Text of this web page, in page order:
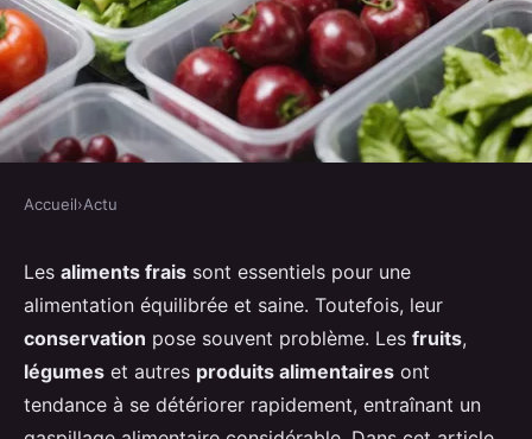
Quelles sont les meilleures
techniques pour conserver les
aliments frais plus longtemps ?
Léa•28 août 2024•6 min de lecture
Accueil›Actu
Les aliments frais sont essentiels pour une
alimentation équilibrée et saine. Toutefois, leur
conservation pose souvent problème. Les fruits,
légumes et autres produits alimentaires ont
tendance à se détériorer rapidement, entraînant un